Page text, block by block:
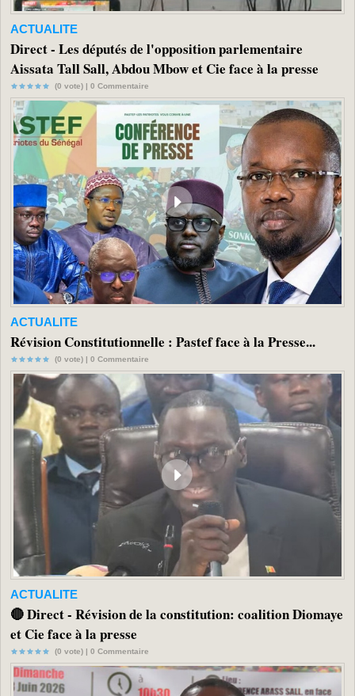
ACTUALITE
Direct - Les députés de l'opposition parlementaire
Aissata Tall Sall, Abdou Mbow et Cie face à la presse
(0 vote) | 0 Commentaire
ACTUALITE
Révision Constitutionnelle : Pastef face à la Presse...
(0 vote) | 0 Commentaire
ACTUALITE
🔴 Direct - Révision de la constitution: coalition Diomaye
et Cie face à la presse
(0 vote) | 0 Commentaire